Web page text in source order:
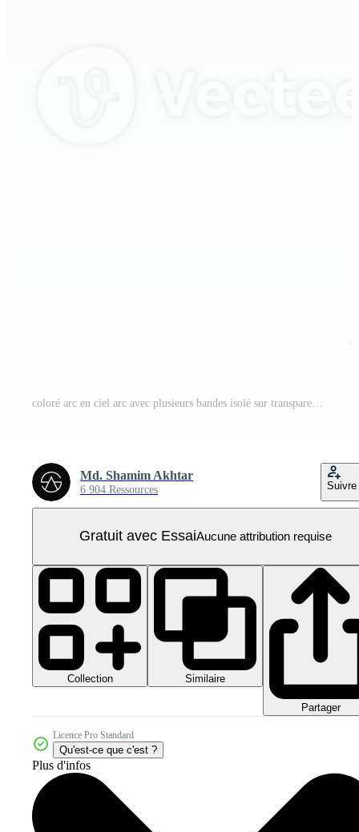
Md. Shamim Akhtar
6 904 Ressources Suivre
Gratuit avec EssaiAucune attribution requise
Collection Similaire
Partager
Licence Pro Standard
Qu'est-ce que c'est ?
Plus d'infos